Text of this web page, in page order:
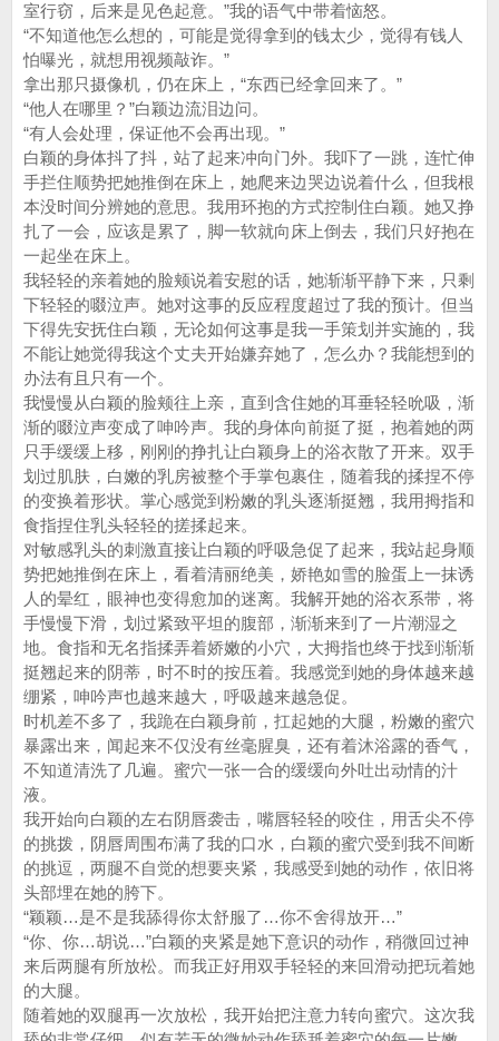
室行窃，后来是见色起意。”我的语气中带着恼怒。
“不知道他怎么想的，可能是觉得拿到的钱太少，觉得有钱人
怕曝光，就想用视频敲诈。”
拿出那只摄像机，仍在床上，“东西已经拿回来了。”
“他人在哪里？”白颖边流泪边问。
“有人会处理，保证他不会再出现。”
白颖的身体抖了抖，站了起来冲向门外。我吓了一跳，连忙伸
手拦住顺势把她推倒在床上，她爬来边哭边说着什么，但我根
本没时间分辨她的意思。我用环抱的方式控制住白颖。她又挣
扎了一会，应该是累了，脚一软就向床上倒去，我们只好抱在
一起坐在床上。
我轻轻的亲着她的脸颊说着安慰的话，她渐渐平静下来，只剩
下轻轻的啜泣声。她对这事的反应程度超过了我的预计。但当
下得先安抚住白颖，无论如何这事是我一手策划并实施的，我
不能让她觉得我这个丈夫开始嫌弃她了，怎么办？我能想到的
办法有且只有一个。
我慢慢从白颖的脸颊往上亲，直到含住她的耳垂轻轻吮吸，渐
渐的啜泣声变成了呻吟声。我的身体向前挺了挺，抱着她的两
只手缓缓上移，刚刚的挣扎让白颖身上的浴衣散了开来。双手
划过肌肤，白嫩的乳房被整个手掌包裹住，随着我的揉捏不停
的变换着形状。掌心感觉到粉嫩的乳头逐渐挺翘，我用拇指和
食指捏住乳头轻轻的搓揉起来。
对敏感乳头的刺激直接让白颖的呼吸急促了起来，我站起身顺
势把她推倒在床上，看着清丽绝美，娇艳如雪的脸蛋上一抹诱
人的晕红，眼神也变得愈加的迷离。我解开她的浴衣系带，将
手慢慢下滑，划过紧致平坦的腹部，渐渐来到了一片潮湿之
地。食指和无名指揉弄着娇嫩的小穴，大拇指也终于找到渐渐
挺翘起来的阴蒂，时不时的按压着。我感觉到她的身体越来越
绷紧，呻吟声也越来越大，呼吸越来越急促。
时机差不多了，我跪在白颖身前，扛起她的大腿，粉嫩的蜜穴
暴露出来，闻起来不仅没有丝毫腥臭，还有着沐浴露的香气，
不知道清洗了几遍。蜜穴一张一合的缓缓向外吐出动情的汁
液。
我开始向白颖的左右阴唇袭击，嘴唇轻轻的咬住，用舌尖不停
的挑拨，阴唇周围布满了我的口水，白颖的蜜穴受到我不间断
的挑逗，两腿不自觉的想要夹紧，我感受到她的动作，依旧将
头部埋在她的胯下。
“颖颖…是不是我舔得你太舒服了…你不舍得放开…”
“你、你…胡说…”白颖的夹紧是她下意识的动作，稍微回过神
来后两腿有所放松。而我正好用双手轻轻的来回滑动把玩着她
的大腿。
随着她的双腿再一次放松，我开始把注意力转向蜜穴。这次我